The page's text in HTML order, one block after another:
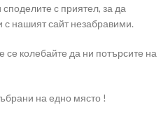
с приятел, за да
нашият сайт незабравими.
колебайте да ни потърсите на
на едно място !